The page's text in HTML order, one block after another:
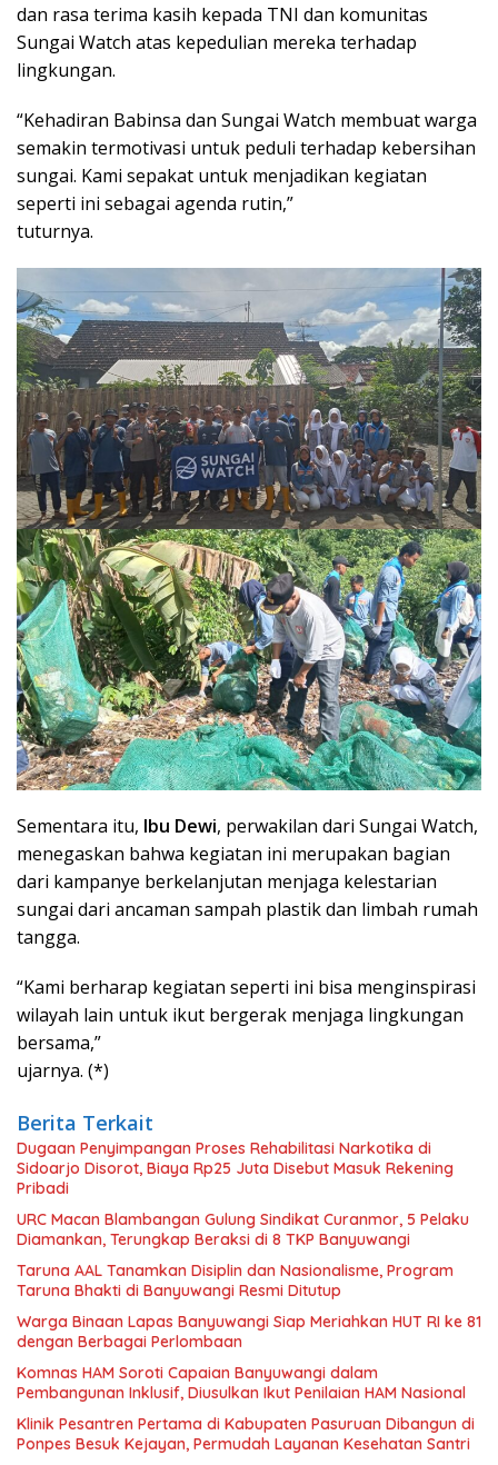
dan rasa terima kasih kepada TNI dan komunitas
Sungai Watch atas kepedulian mereka terhadap
lingkungan.
“Kehadiran Babinsa dan Sungai Watch membuat warga
semakin termotivasi untuk peduli terhadap kebersihan
sungai. Kami sepakat untuk menjadikan kegiatan
seperti ini sebagai agenda rutin,”
tuturnya.
Sementara itu, Ibu Dewi, perwakilan dari Sungai Watch,
menegaskan bahwa kegiatan ini merupakan bagian
dari kampanye berkelanjutan menjaga kelestarian
sungai dari ancaman sampah plastik dan limbah rumah
tangga.
“Kami berharap kegiatan seperti ini bisa menginspirasi
wilayah lain untuk ikut bergerak menjaga lingkungan
bersama,”
ujarnya. (*)
Berita Terkait
Dugaan Penyimpangan Proses Rehabilitasi Narkotika di
Sidoarjo Disorot, Biaya Rp25 Juta Disebut Masuk Rekening
Pribadi
URC Macan Blambangan Gulung Sindikat Curanmor, 5 Pelaku
Diamankan, Terungkap Beraksi di 8 TKP Banyuwangi
Taruna AAL Tanamkan Disiplin dan Nasionalisme, Program
Taruna Bhakti di Banyuwangi Resmi Ditutup
Warga Binaan Lapas Banyuwangi Siap Meriahkan HUT RI ke 81
dengan Berbagai Perlombaan
Komnas HAM Soroti Capaian Banyuwangi dalam
Pembangunan Inklusif, Diusulkan Ikut Penilaian HAM Nasional
Klinik Pesantren Pertama di Kabupaten Pasuruan Dibangun di
Ponpes Besuk Kejayan, Permudah Layanan Kesehatan Santri